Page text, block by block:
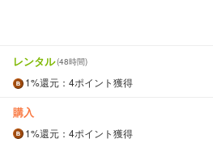
レンタル(48時間)
1%還元 ：4ポイント獲得
購入
1%還元 ：4ポイント獲得